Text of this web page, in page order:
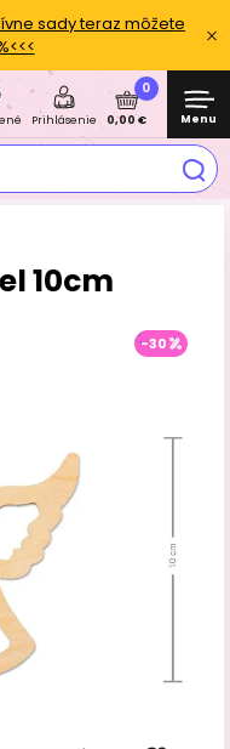
sady teraz môžete
Prihlásenie
0
0,00 € Menu
10cm
-30